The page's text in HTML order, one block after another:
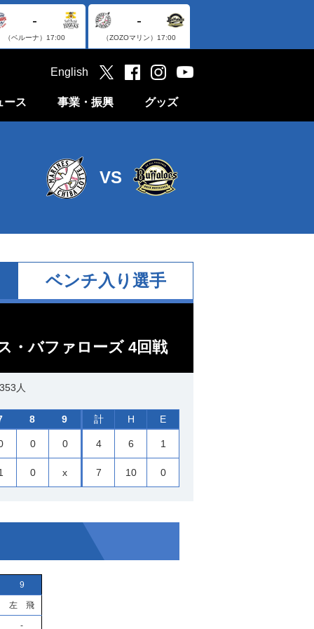
-
（ベルーナ） 17:00
-
（ZOZOマリン） 17:00
ース 事業・振興 グッズ
English
VS
ベンチ入り選手
・バファローズ 4回戦
人
8 9 計 H E
0 0 4 6 1
0 x 7 10 0
9
左 飛
-